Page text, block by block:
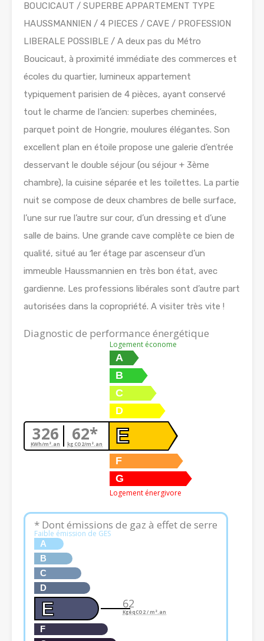
BOUCICAUT / SUPERBE APPARTEMENT TYPE
HAUSSMANNIEN / 4 PIECES / CAVE / PROFESSION
LIBERALE POSSIBLE / A deux pas du Métro
Boucicaut, à proximité immédiate des commerces et
écoles du quartier, lumineux appartement
typiquement parisien de 4 pièces, ayant conservé
tout le charme de l’ancien: superbes cheminées,
parquet point de Hongrie, moulures élégantes. Son
excellent plan en étoile propose une galerie d’entrée
desservant le double séjour (ou séjour + 3ème
chambre), la cuisine séparée et les toilettes. La partie
nuit se compose de deux chambres de belle surface,
l’une sur rue l’autre sur cour, d’un dressing et d’une
salle de bains. Une grande cave complète ce bien de
qualité, situé au 1er étage par ascenseur d’un
immeuble Haussmannien en très bon état, avec
gardienne. Les professions libérales sont d’autre part
autorisées dans la copropriété. A visiter très vite !
Diagnostic de performance énergétique
326
KWh/m².an 62*
kg CO2/m².an
Logement économe
A
B
C
D
E
F
G
Logement énergivore
* Dont émissions de gaz à effet de serre
Faible émission de GES
A
B
C
D
E
F
62
KgéqCO2 / m².an